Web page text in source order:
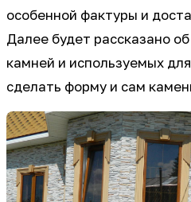
особенной фактуры и
Далее будет рассказано
камней и используемых
сделать форму и сам